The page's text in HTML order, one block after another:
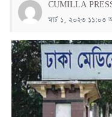
CUMILLA
মার্চ ১, ২০২৩ ১১:০৩